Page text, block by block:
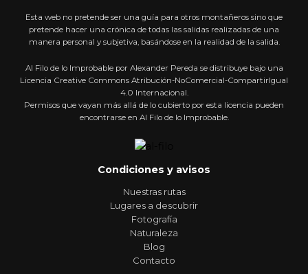
Esta web no pretende ser una guía para otros montañeros sino que
pretende hacer una crónica de todas las salidas realizadas de una
manera personal y subjetiva, basándose en la realidad de la salida.
Al Filo de lo Improbable por Alexander Pereda se distribuye bajo una
Licencia Creative Commons Atribución-NoComercial-CompartirIgual
4.0 Internacional.
Permisos que vayan más allá de lo cubierto por esta licencia pueden
encontrarse en Al Filo de lo Improbable.
Condiciones y avisos
Nuestras rutas
Lugares a descubrir
Fotografía
Naturaleza
Blog
Contacto